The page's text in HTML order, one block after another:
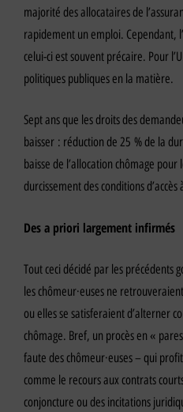
majorité des allocataires de
rapidement un emploi. Cependant,
celui-ci est souvent précaire. Pour
politiques publiques en la matière.
Sept ans que les droits des
baisser : réduction de 25 % de la
baisse de l’allocation chômage
durcissement des conditions
Des a priori largement infirmés
Tout ceci décidé par les précédents
les chômeur·euses ne
ou elles se satisferaient d’alterner
chômage. Bref, un procès en «
faute des chômeur·euses – qui
comme le recours aux contrats
conjoncture ou des incitations